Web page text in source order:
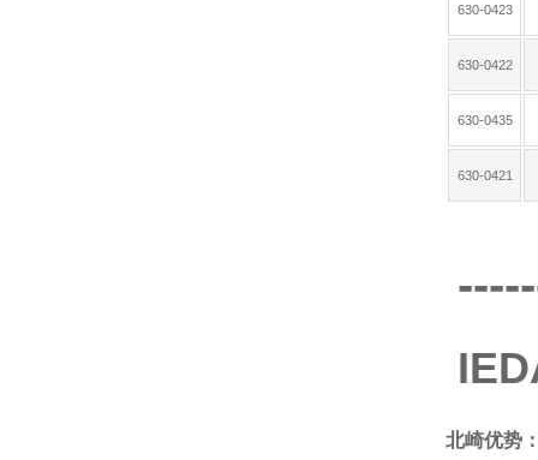
630-0423
630-0422
630-0435
630-0421
北崎优势